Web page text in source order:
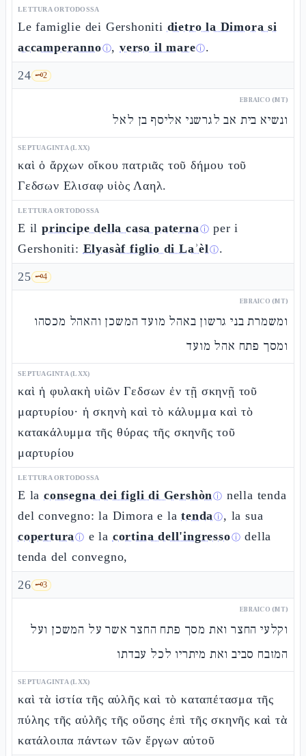
LETTURA ORTODOSSA
Le famiglie dei Gershoniti dietro la Dimora si
accamperannoⓘ,verso il mareⓘ.
24 🗝️2
EBRAICO (MT)
ונשיא בית אב לגרשני אליסף בן לאל
SEPTUAGINTA (LXX)
καὶ ὁ ἄρχων οἴκου πατριᾶς τοῦ δήμου τοῦ
Γεδσων Ελισαφ υἱὸς Λαηλ.
LETTURA ORTODOSSA
E il principe della casa paternaⓘ per i
Gershoniti: Elyasàf figlio di Laʾèlⓘ.
25 🗝️4
EBRAICO (MT)
ומשמרת בני גרשון באהל מועד המשכן והאהל מכסהו
ומסך פתח אהל מועד
SEPTUAGINTA (LXX)
καὶ ἡ φυλακὴ υἱῶν Γεδσων ἐν τῇ σκηνῇ τοῦ
μαρτυρίου· ἡ σκηνὴ καὶ τὸ κάλυμμα καὶ τὸ
κατακάλυμμα τῆς θύρας τῆς σκηνῆς τοῦ
μαρτυρίου
LETTURA ORTODOSSA
E la consegna dei figli di Gershònⓘ nella tenda
del convegno: la Dimora e latendaⓘ, la sua
coperturaⓘ e la cortina dell'ingressoⓘ della
tenda del convegno,
26 🗝️3
EBRAICO (MT)
וקלעי החצר ואת מסך פתח החצר אשר על המשכן ועל
המזבח סביב ואת מיתריו לכל עבדתו
SEPTUAGINTA (LXX)
καὶ τὰ ἱστία τῆς αὐλῆς καὶ τὸ καταπέτασμα τῆς
πύλης τῆς αὐλῆς τῆς οὔσης ἐπὶ τῆς σκηνῆς καὶ τὰ
κατάλοιπα πάντων τῶν ἔργων αὐτοῦ